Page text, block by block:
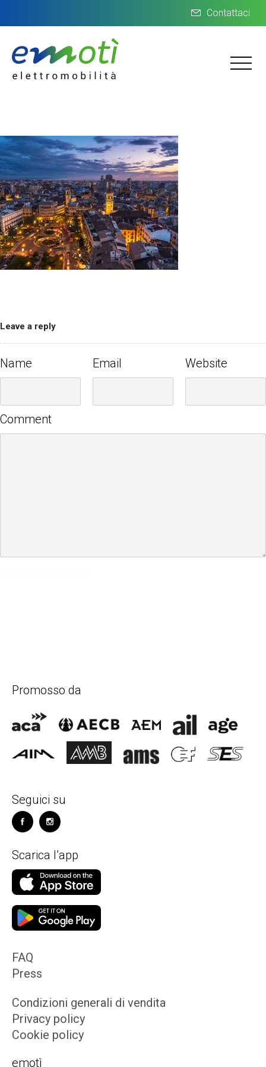
Contattaci
Leave a reply
Name Email Website
Comment
Promosso da
Seguici su
Scarica l’app
FAQ
Press
Condizioni generali di vendita
Privacy policy
Cookie policy
emotì